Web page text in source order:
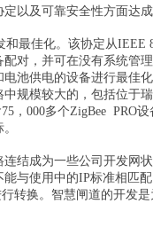
以及可靠安全性方面达
最佳化。该协定从IEEE
对，并可在没有系统管
池供电的设备进行最
规模较大的，包括位于
，000多个ZigBee PRO
成为一些公司开发网状
与使用中的IP标准相匹
转换。智慧闸道的开发